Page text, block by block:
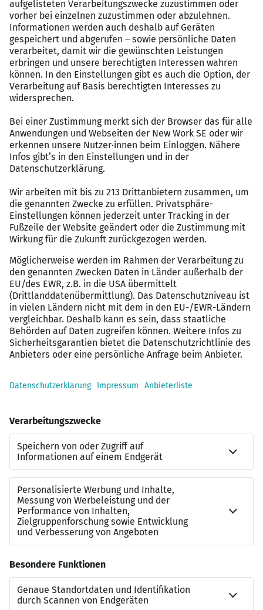
Abgeschlossene Ausbildung als
Zerspanungsmechaniker (m/w/d) mit der
Fachrichtung Drehtechnik oder eine vergleichbare
Qualifikation
Mindestens 2 Jahre praktische Erfahrung in der
Bearbeitung von Einzel- und Kleinserienteilen auf
CNC-Drehmaschinen
Versiert im Spannen und Bearbeiten von
Drehteilen aller Art sowie im Drehen von
Gewinden
Systematische und lösungsorientierte
Arbeitsweise
WIR GARANTIEREN IHNEN:
Unbefristeter Arbeitsvertrag inkl. Urlaubs- und
Weihnachtsgeld
Tarifliche Entlohnung nach dem GVP-Tarifwerk
sowie ggf. Branchenzuschläge
Betriebliche Altersvorsorge
Hochwertige Profi-Schutz- und -Arbeitskleidung
Arbeitsplatzbezogene Weiterbildungen
Vielzahl an Shopping-Rabatten
Spannende Projekte bei wertschätzenden Kunden
LEBENSLAUF GENÜGT:
Die Online-Bewerbung bei expertum dauert nur wenige
Minuten. Laden Sie einfach Ihren Lebenslauf hoch,
überprüfen Sie die übernommenen Daten und schicken
Ihre Bewerbung auch per E-Mail zukommen lassen. Wir
freuen uns auf Sie!